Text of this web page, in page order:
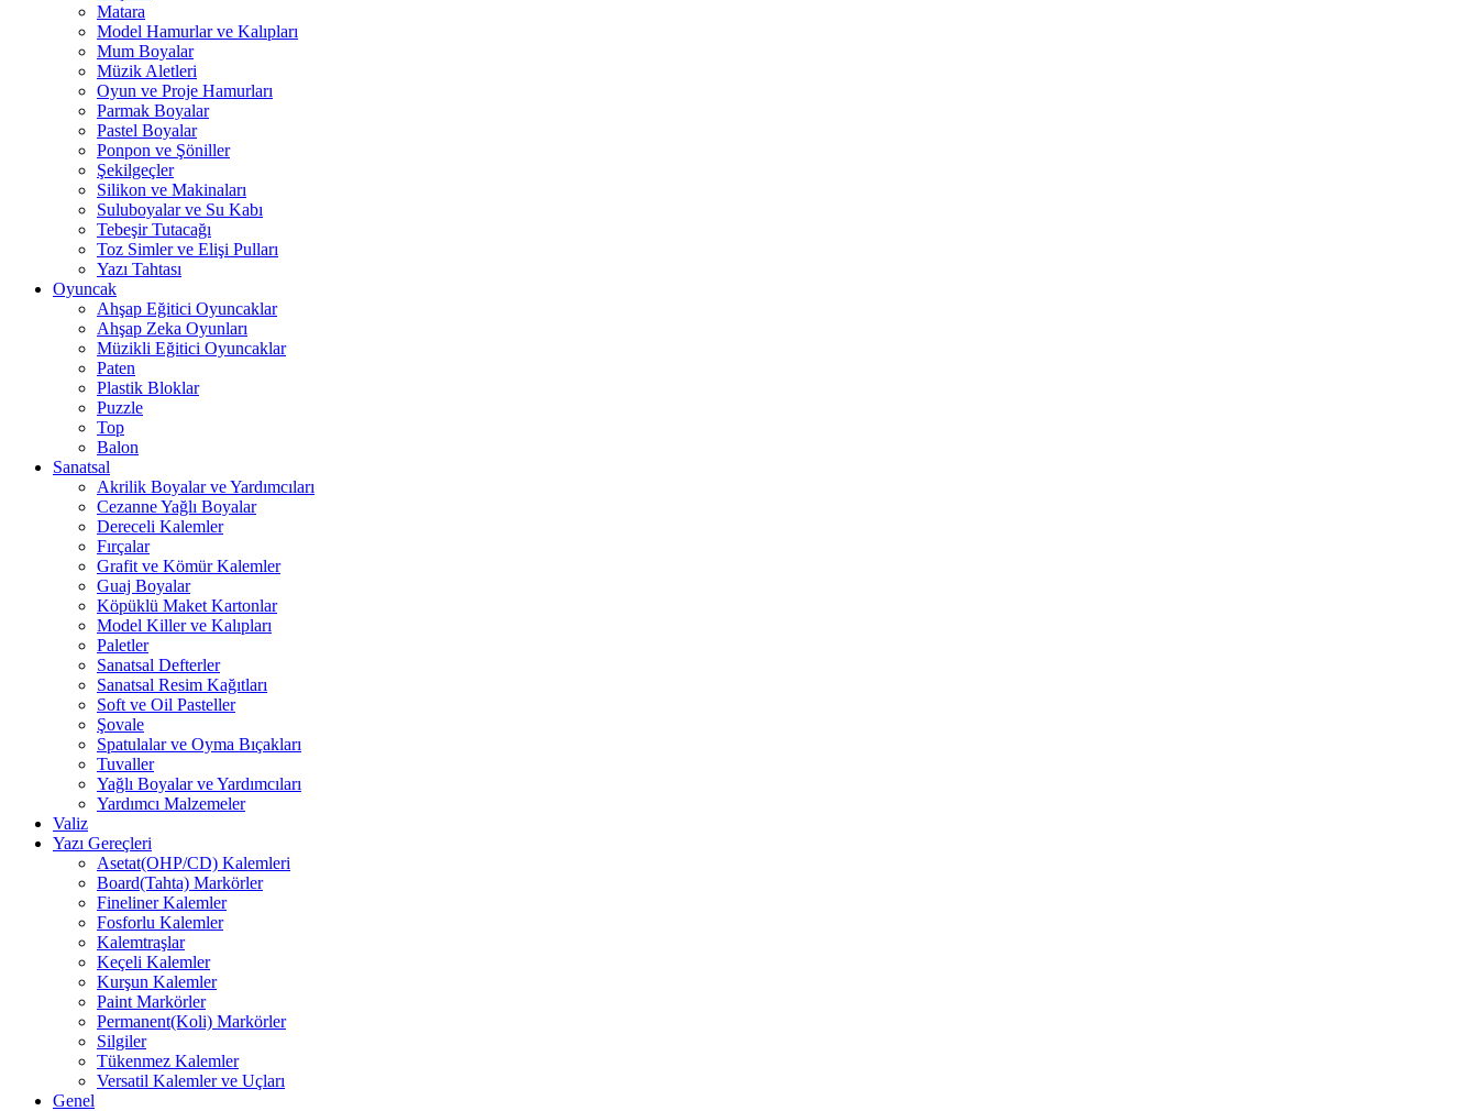
Matara
Model Hamurlar ve Kalıpları
Mum Boyalar
Müzik Aletleri
Oyun ve Proje Hamurları
Parmak Boyalar
Pastel Boyalar
Ponpon ve Şöniller
Şekilgeçler
Silikon ve Makinaları
Suluboyalar ve Su Kabı
Tebeşir Tutacağı
Toz Simler ve Elişi Pulları
Yazı Tahtası
Oyuncak
Ahşap Eğitici Oyuncaklar
Ahşap Zeka Oyunları
Müzikli Eğitici Oyuncaklar
Paten
Plastik Bloklar
Puzzle
Top
Balon
Sanatsal
Akrilik Boyalar ve Yardımcıları
Cezanne Yağlı Boyalar
Dereceli Kalemler
Fırçalar
Grafit ve Kömür Kalemler
Guaj Boyalar
Köpüklü Maket Kartonlar
Model Killer ve Kalıpları
Paletler
Sanatsal Defterler
Sanatsal Resim Kağıtları
Soft ve Oil Pasteller
Şovale
Spatulalar ve Oyma Bıçakları
Tuvaller
Yağlı Boyalar ve Yardımcıları
Yardımcı Malzemeler
Valiz
Yazı Gereçleri
Asetat(OHP/CD) Kalemleri
Board(Tahta) Markörler
Fineliner Kalemler
Fosforlu Kalemler
Kalemtraşlar
Keçeli Kalemler
Kurşun Kalemler
Paint Markörler
Permanent(Koli) Markörler
Silgiler
Tükenmez Kalemler
Versatil Kalemler ve Uçları
Genel